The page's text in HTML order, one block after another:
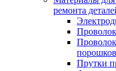
ремонта
Прутки